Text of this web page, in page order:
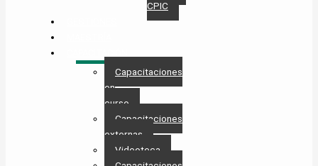
CPIC
Capacitaciones
en
curso
Capacitaciones
externas
Videoteca